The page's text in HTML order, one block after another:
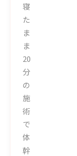
寝
た
ま
ま
20
分
の
施
術
で
体
幹